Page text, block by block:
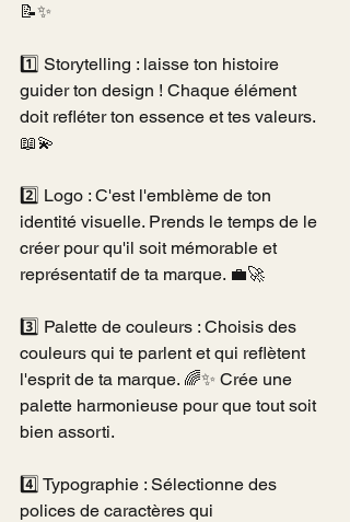
📝✨
1️⃣ Storytelling : laisse ton histoire
guider ton design ! Chaque élément
doit refléter ton essence et tes valeurs.
📖💫
2️⃣ Logo : C'est l'emblème de ton
identité visuelle. Prends le temps de le
créer pour qu'il soit mémorable et
représentatif de ta marque. 💼🚀
3️⃣ Palette de couleurs : Choisis des
couleurs qui te parlent et qui reflètent
l'esprit de ta marque. 🌈✨ Crée une
palette harmonieuse pour que tout soit
bien assorti.
4️⃣ Typographie : Sélectionne des
polices de caractères qui